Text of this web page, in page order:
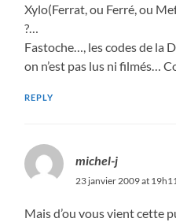
Xylo(Ferrat, ou Ferré, ou
?…
Fastoche…, les codes de la
on n’est pas lus ni filmés…
REPLY
michel-j
23 janvier 2009 at 19h11
Mais d’ou vous vient cette